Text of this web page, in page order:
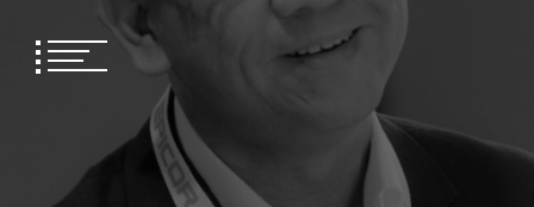
content